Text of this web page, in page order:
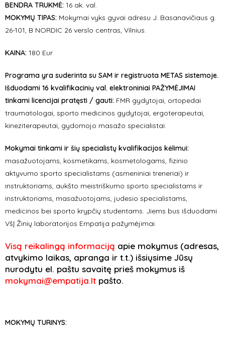
BENDRA TRUKMĖ: 16 ak. val.
MOKYMŲ TIPAS: Mokymai vyks gyvai adresu J. Basanavičiaus g.
26-101, B NORDIC 26 verslo centras, Vilnius.
KAINA: 180 Eur
Programa yra suderinta su SAM ir registruota METAS sistemoje.
Išduodami 16 kvalifikacinių val. elektroniniai PAŽYMĖJIMAI
tinkami licencijai pratęsti / gauti: FMR gydytojai, ortopedai
traumatologai, sporto medicinos gydytojai, ergoterapeutai,
kineziterapeutai, gydomojo masažo specialistai.
Mokymai tinkami ir šių specialistų kvalifikacijos kėlimui:
masažuotojams, kosmetikams, kosmetologams, fizinio
aktyvumo sporto specialistams (asmeniniai treneriai) ir
instruktoriams, aukšto meistriškumo sporto specialistams ir
instruktoriams, masažuotojams, judesio specialistams,
medicinos bei sporto krypčių studentams. Jiems bus išduodami
VšĮ Žinių laboratorijos Empatija pažymėjimai.
Visą reikalingą informaciją apie mokymus (adresas,
atvykimo laikas, apranga ir t.t.) išsiųsime Jūsų
nurodytu el. paštu savaitę prieš mokymus iš
mokymai@empatija.lt pašto.
MOKYMŲ TURINYS: